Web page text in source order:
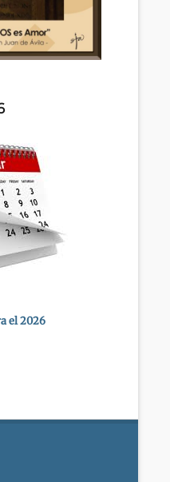
el 2026